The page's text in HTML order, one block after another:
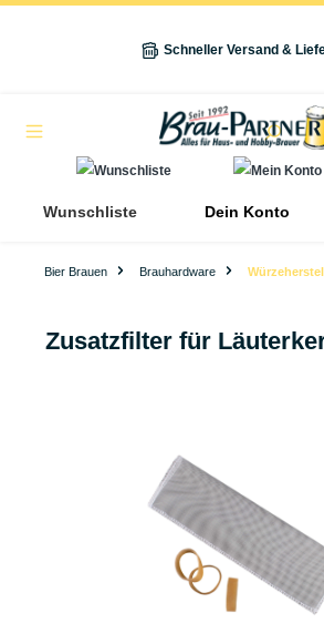
Schneller Versand &
Wunschliste Dein Konto
Bier Brauen Brauhardware
Zusatzfilter für